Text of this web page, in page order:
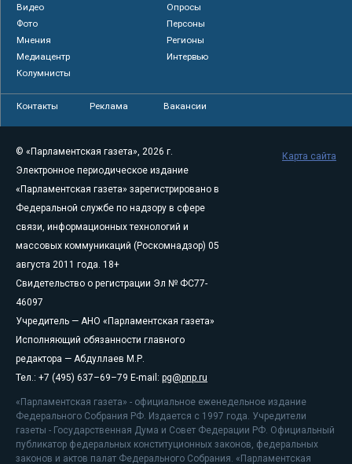
Видео
Опросы
Фото
Персоны
Мнения
Регионы
Медиацентр
Интервью
Колумнисты
Контакты Реклама Вакансии
© «Парламентская газета», 2026 г.
Электронное периодическое издание
«Парламентская газета» зарегистрировано в
Федеральной службе по надзору в сфере
связи, информационных технологий и
массовых коммуникаций (Роскомнадзор) 05
августа 2011 года. 18+
Свидетельство о регистрации Эл № ФС77-
46097
Учредитель — АНО «Парламентская газета»
Исполняющий обязанности главного
редактора — Абдуллаев М.Р.
Тел.: +7 (495) 637–69–79 E-mail: pg@pnp.ru
«Парламентская газета» - официальное еженедельное издание
Федерального Собрания РФ. Издается с 1997 года. Учредители
газеты - Государственная Дума и Совет Федерации РФ. Официальный
публикатор федеральных конституционных законов, федеральных
законов и актов палат Федерального Собрания. «Парламентская
Карта сайта